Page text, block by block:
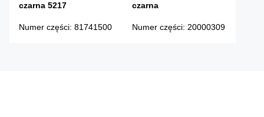
czarna 5217
Numer części: 81741500
czarna
Numer części: 20000309